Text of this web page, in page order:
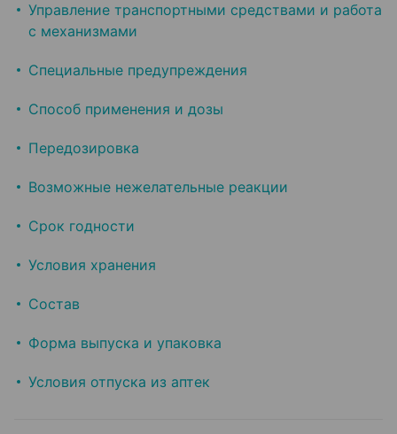
Управление транспортными средствами и работа
с механизмами
Специальные предупреждения
Способ применения и дозы
Передозировка
Возможные нежелательные реакции
Срок годности
Условия хранения
Состав
Форма выпуска и упаковка
Условия отпуска из аптек